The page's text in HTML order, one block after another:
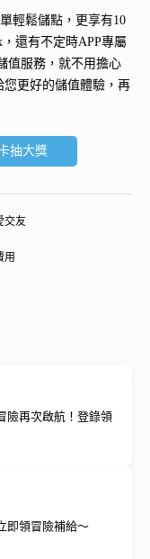
輕鬆儲點，更享有10
，還有不定時APP專屬
值服務 ，就不用擔心
更好的儲值體驗，再
抽大獎
交友
用
險再次啟航！登錄領
即領冒險補給～